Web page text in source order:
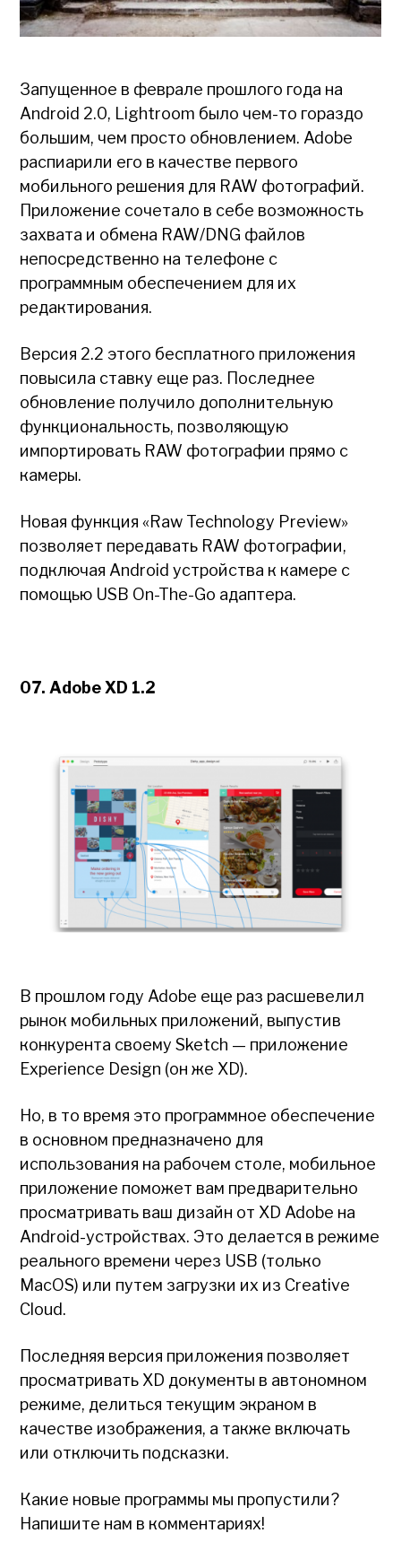
Запущенное в феврале прошлого года на
Android 2.0, Lightroom было чем-то гораздо
большим, чем просто обновлением. Adobe
распиарили его в качестве первого
мобильного решения для RAW фотографий.
Приложение сочетало в себе возможность
захвата и обмена RAW/DNG файлов
непосредственно на телефоне с
программным обеспечением для их
редактирования.
Версия 2.2 этого бесплатного приложения
повысила ставку еще раз. Последнее
обновление получило дополнительную
функциональность, позволяющую
импортировать RAW фотографии прямо с
камеры.
Новая функция «Raw Technology Preview»
позволяет передавать RAW фотографии,
подключая Android устройства к камере с
помощью USB On-The-Go адаптера.
07. Adobe XD 1.2
В прошлом году Adobe еще раз расшевелил
рынок мобильных приложений, выпустив
конкурента своему Sketch — приложение
Experience Design (он же XD).
Но, в то время это программное обеспечение
в основном предназначено для
использования на рабочем столе, мобильное
приложение поможет вам предварительно
просматривать ваш дизайн от XD Adobe на
Android-устройствах. Это делается в режиме
реального времени через USB (только
MacOS) или путем загрузки их из Creative
Cloud.
Последняя версия приложения позволяет
просматривать XD документы в автономном
режиме, делиться текущим экраном в
качестве изображения, а также включать
или отключить подсказки.
Какие новые программы мы пропустили?
Напишите нам в комментариях!